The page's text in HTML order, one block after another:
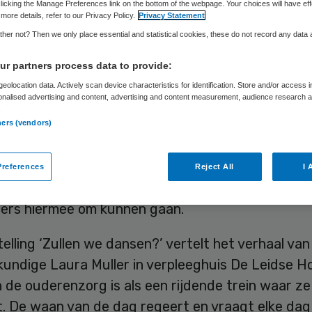
plezant en heeft in samenwerking met
gemaakt over werken in de ouderenzorg.
over de dilemma’s waar werknemers
hiermee om kunnen gaan.
‘Zullen we dansen?’ vertelt het verhaal van
Laura Muller in verpleeghuis De Leidse
de ouderenzorg is als een rijdende trein waar
De waan van de dag regeert en vraagt elke
the Manage Preferences link on the bottom of the webpage. Your choices will have
details, refer to our Privacy Policy. Privacy Statement
not? Then we only place essential and statistical cookies, these do not record any data
partners process data to provide:
data. Actively scan device characteristics for identification. Store and/or access
advertising and content, advertising and content measurement, audience research
(vendors)
Reject All I